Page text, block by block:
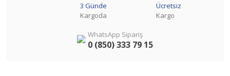
3 Günde
Kargoda
Ücretsiz
Kargo
WhatsApp Sipariş
0 (850) 333 79 15